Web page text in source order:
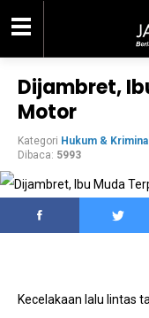
Dijambret,
Motor
Kategori Hukum & Kriminal
Dibaca: 5993
Kecelakaan lalu lintas